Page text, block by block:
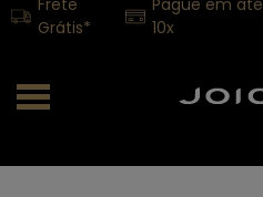
Frete
Grátis*
Pague em até
10x